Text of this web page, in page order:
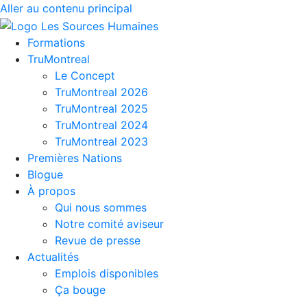
Aller au contenu principal
Formations
TruMontreal
Le Concept
TruMontreal 2026
TruMontreal 2025
TruMontreal 2024
TruMontreal 2023
Premières Nations
Blogue
À propos
Qui nous sommes
Notre comité aviseur
Revue de presse
Actualités
Emplois disponibles
Ça bouge